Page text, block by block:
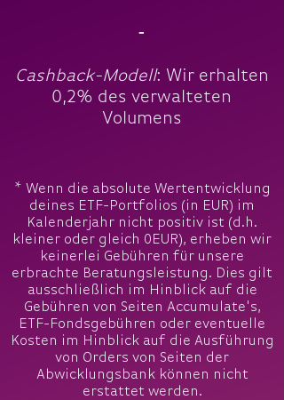
-
Cashback-Modell: Wir erhalten
0,2% des verwalteten
Volumens
* Wenn die absolute Wertentwicklung
deines ETF-Portfolios (in EUR) im
Kalenderjahr nicht positiv ist (d.h.
kleiner oder gleich 0EUR), erheben wir
keinerlei Gebühren für unsere
erbrachte Beratungsleistung. Dies gilt
ausschließlich im Hinblick auf die
Gebühren von Seiten Accumulate's,
ETF-Fondsgebühren oder eventuelle
Kosten im Hinblick auf die Ausführung
von Orders von Seiten der
Abwicklungsbank können nicht
erstattet werden.